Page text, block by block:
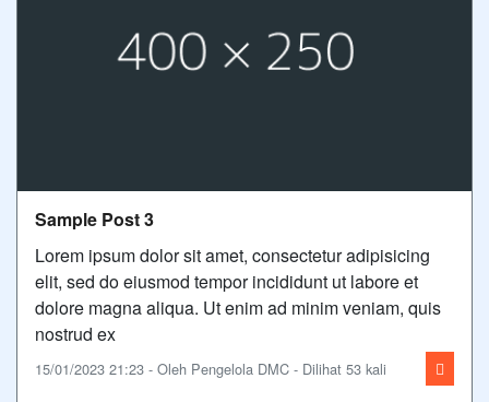
Sample Post 3
Lorem ipsum dolor sit amet, consectetur adipisicing
elit, sed do eiusmod tempor incididunt ut labore et
dolore magna aliqua. Ut enim ad minim veniam, quis
nostrud ex
15/01/2023 21:23 - Oleh Pengelola DMC - Dilihat 53 kali